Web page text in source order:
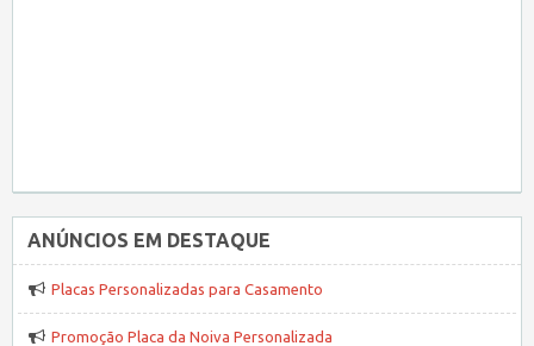
ANÚNCIOS EM DESTAQUE
Placas Personalizadas para Casamento
Promoção Placa da Noiva Personalizada